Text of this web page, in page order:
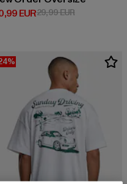
EURPreis: 20,99 EUR
29,99 EURAktionspreis: